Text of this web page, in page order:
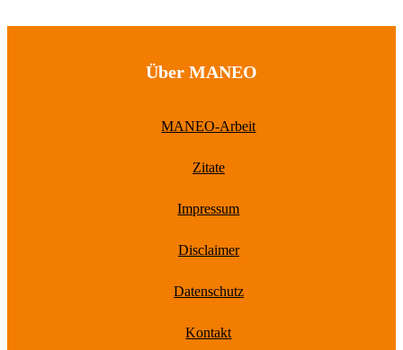
Über MANEO
MANEO-Arbeit
Zitate
Impressum
Disclaimer
Datenschutz
Kontakt